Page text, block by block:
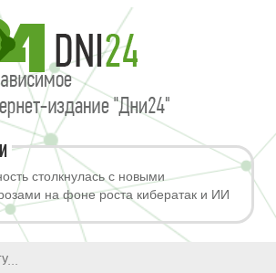
столкнулась с новыми
на фоне роста кибератак и ИИ